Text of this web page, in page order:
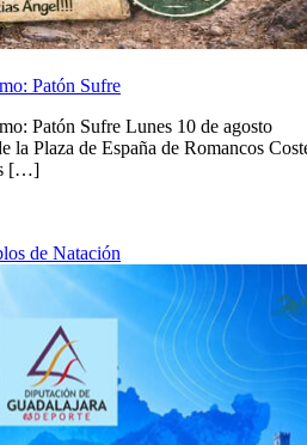
Patón Sufre
Patón Sufre Lunes 10 de agosto
la Plaza de España de Romancos
[…]
de Natación